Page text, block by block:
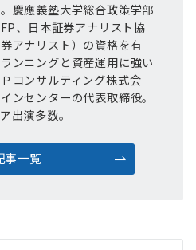
慶應義塾大学総合政策学部
、日本証券アナリスト協
アナリスト）の資格を有
ンニングと資産運用に強い
コンサルティング株式会
ンセンターの代表取締役。
出演多数。
事一覧